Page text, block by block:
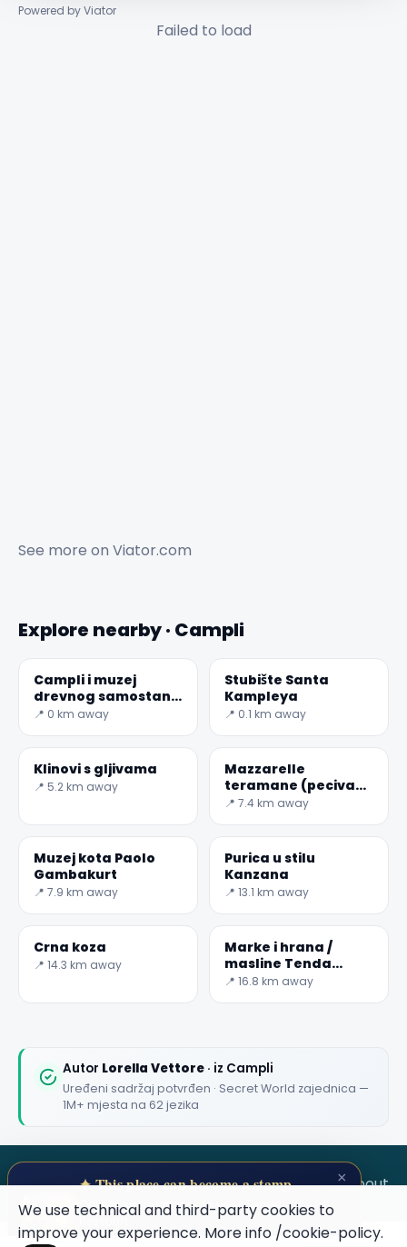
Powered by Viator
Failed to load
See more on Viator.com
Explore nearby · Campli
Campli i muzej
drevnog samostana
Sv.
📍 0 km away
Stubište Santa
Kampleya
📍 0.1 km away
Klinovi s gljivama
📍 5.2 km away
Mazzarelle
teramane (peciva
od janjetine
📍 7.4 km away
Muzej kota Paolo
Gambakurt
📍 7.9 km away
Purica u stilu
Kanzana
📍 13.1 km away
Crna koza
📍 14.3 km away
Marke i hrana /
masline Tenda
Ascolana
📍 16.8 km away
Autor Lorella Vettore · iz Campli
Uređeni sadržaj potvrđen · Secret World zajednica —
1M+ mjesta na 62 jezika
SECRET WORLD TermsPrivacyAbout
✕
🏆Rated best travel app worldwide
Keep Exploring the World
We use technical and third-party cookies to
improve your experience. More info /cookie-policy.
×
✦ This place can become a stamp
Collect secret places in your Secret